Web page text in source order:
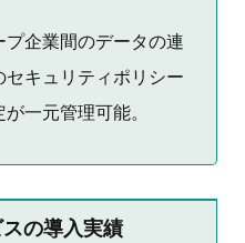
プ企業間のデータの連
キュリティポリシー
一元管理可能。
の導入実績